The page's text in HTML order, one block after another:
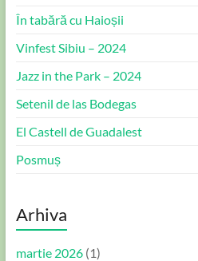
În tabără cu Haioșii
Vinfest Sibiu – 2024
Jazz in the Park – 2024
Setenil de las Bodegas
El Castell de Guadalest
Posmuș
Arhiva
martie 2026(1)